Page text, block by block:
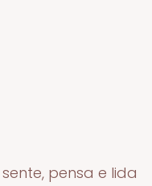
pensa e lida